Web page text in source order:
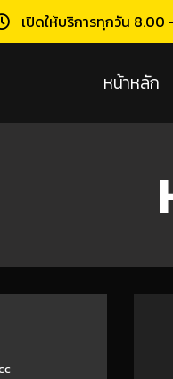
เปิดให้บริการทุกวัน 8.00
หน้าหลัก